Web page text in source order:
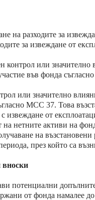
на разходите за
за извеждане от
контрол или
във фонда
или значително
МСС 37. Това
извеждане от
на нетните активи на
на
през който са
вноски
потенциални
от фонда намалее